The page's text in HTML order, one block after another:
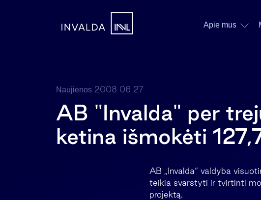
Apie mus
Naujienos 2008 06 27
AB "Invalda" per
ketina išmokėti
AB „Invalda“ valdyba
teikia svarstyti ir tvirtinti
projektą.